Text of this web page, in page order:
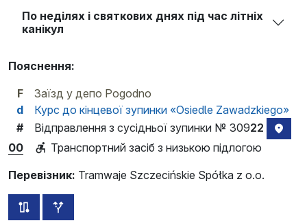
По неділях і святкових днях під час літніх
канікул
Пояснення:
F
Заїзд у депо Pogodno
d
Курс до кінцевої зупинки «Osiedle Zawadzkiego»
#
Відправлення з сусідньої зупинки № 30922
00
Транспортний засіб з низькою підлогою
Перевізник: Tramwaje Szczecińskie Spółka z o.o.
всі схеми цього маршруту